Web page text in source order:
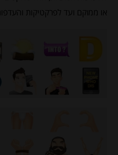
או ממוקם ועד לפרקטיקות